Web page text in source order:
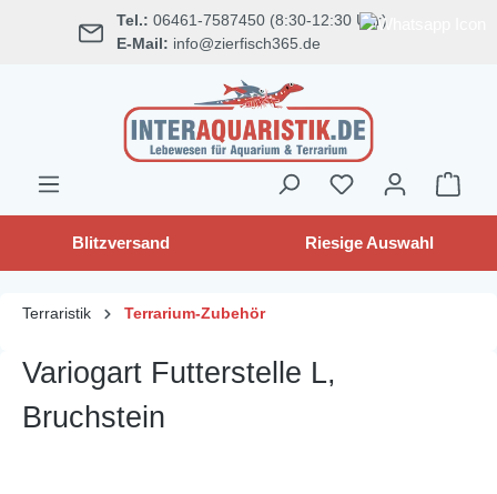
springen Tel.: 06461-7587450 (8:30-12:30 Uhr)
E-Mail: info@zierfisch365.de
Blitzversand Riesige Auswahl
Terraristik Terrarium-Zubehör
Variogart Futterstelle L,
Bruchstein